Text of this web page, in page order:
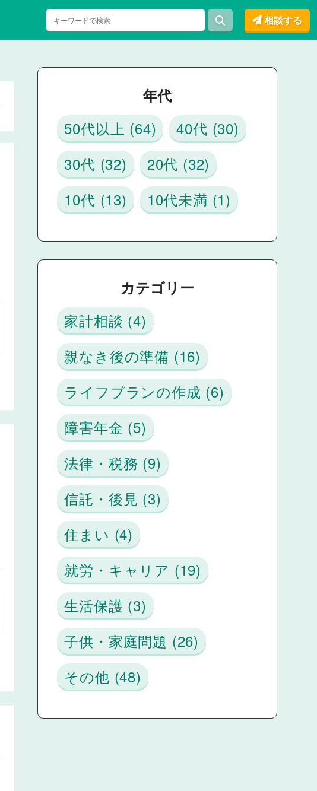
相談する
年代
50代以上 (64)
40代 (30)
30代 (32)
20代 (32)
10代 (13)
10代未満 (1)
カテゴリー
家計相談 (4)
親なき後の準備 (16)
ライフプランの作成 (6)
障害年金 (5)
法律・税務 (9)
信託・後見 (3)
住まい (4)
就労・キャリア (19)
生活保護 (3)
子供・家庭問題 (26)
その他 (48)